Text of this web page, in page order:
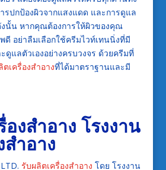
รปกป้องผิวจากแสงแดด และการดูแล
งนั้น หากคุณต้องการให้ผิวของคุณ
ดี อย่าลืมเลือกใช้ครีมไวท์เทนนิ่งที่มี
แลตัวเองอย่างครบวงจร ด้วยครีมที่
เครื่องสำอางที่ได้มาตราฐานและมี
องสำอาง โรงงาน
สำอาง
รับผลิตเครื่องสำอาง โดย โรงงาน